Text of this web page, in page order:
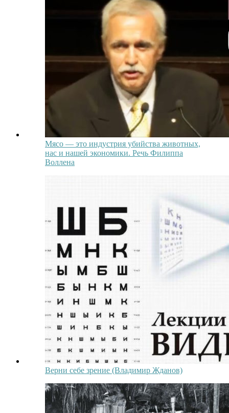
Мясо — это индустрия убийства животных,
нас и нашей экономики. Речь Филиппа
Воллена
Верни себе зрение (Владимир Жданов)